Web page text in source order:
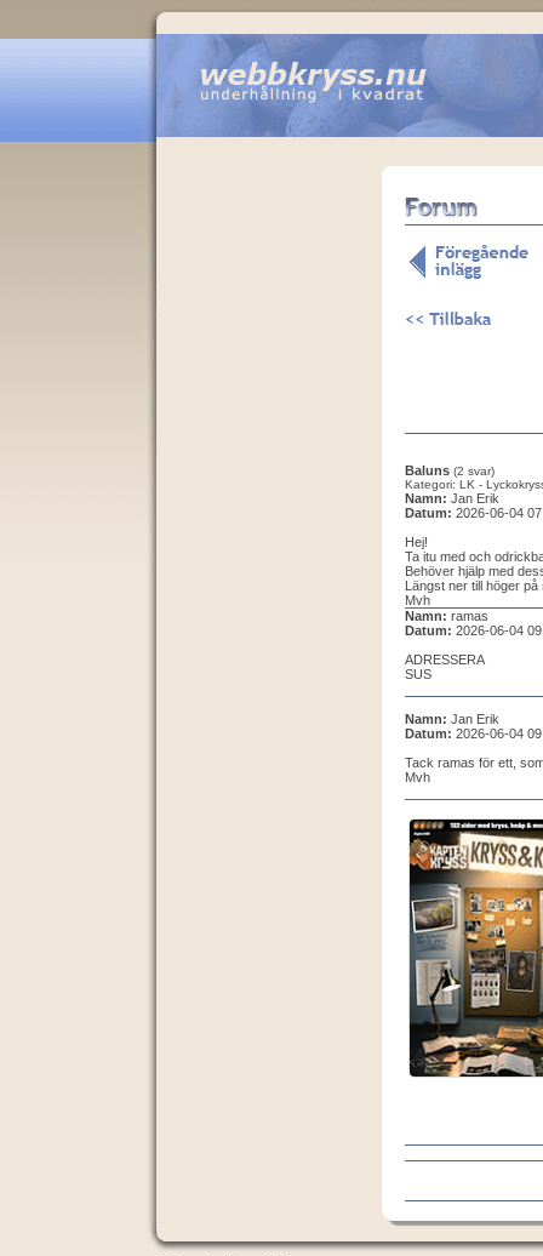
Baluns (2 svar)
Kategori: LK -
Namn: Jan Erik
Datum: 2026-06-04
Hej!
Ta itu med och
Behöver hjälp med
Längst ner till höger på
Mvh
Namn: ramas
Datum: 2026-06-04
ADRESSERA
SUS
Namn: Jan Erik
Datum: 2026-06-04
Tack ramas för ett,
Mvh